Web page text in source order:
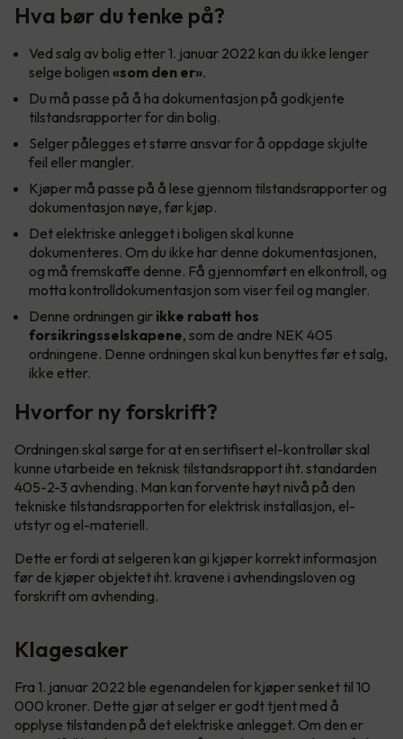
Hva bør du tenke på?
Ved salg av bolig etter 1. januar 2022 kan du ikke lenger
selge boligen «som den er».
Du må passe på å ha dokumentasjon på godkjente
tilstandsrapporter for din bolig.
Selger pålegges et større ansvar for å oppdage skjulte
feil eller mangler.
Kjøper må passe på å lese gjennom tilstandsrapporter og
dokumentasjon nøye, før kjøp.
Det elektriske anlegget i boligen skal kunne
dokumenteres. Om du ikke har denne dokumentasjonen,
og må fremskaffe denne. Få gjennomført en elkontroll, og
motta kontrolldokumentasjon som viser feil og mangler.
Denne ordningen gir ikke rabatt hos
forsikringsselskapene, som de andre NEK 405
ordningene. Denne ordningen skal kun benyttes før et salg,
ikke etter.
Hvorfor ny forskrift?
Ordningen skal sørge for at en sertifisert el-kontrollør skal
kunne utarbeide en teknisk tilstandsrapport iht. standarden
405-2-3 avhending. Man kan forvente høyt nivå på den
tekniske tilstandsrapporten for elektrisk installasjon, el-
utstyr og el-materiell.
Dette er fordi at selgeren kan gi kjøper korrekt informasjon
før de kjøper objektet iht. kravene i avhendingsloven og
forskrift om avhending.
Klagesaker
Fra 1. januar 2022 ble egenandelen for kjøper senket til 10
000 kroner. Dette gjør at selger er godt tjent med å
opplyse tilstanden på det elektriske anlegget. Om den er